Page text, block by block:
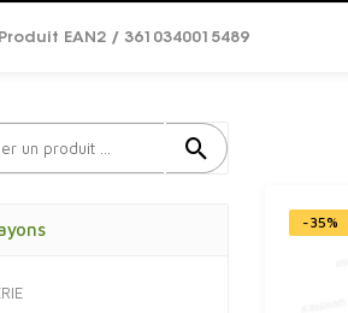
EAN2 / 3610340015489
-35%